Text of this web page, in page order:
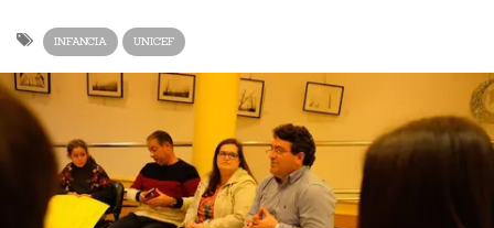
INFANCIA UNICEF